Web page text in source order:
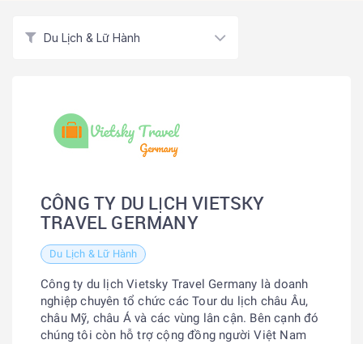
Du Lịch & Lữ Hành
CÔNG TY DU LỊCH VIETSKY
TRAVEL GERMANY
Du Lịch & Lữ Hành
Công ty du lịch Vietsky Travel Germany là doanh
nghiệp chuyên tổ chức các Tour du lịch châu Âu,
châu Mỹ, châu Á và các vùng lân cận. Bên cạnh đó
chúng tôi còn hỗ trợ cộng đồng người Việt Nam